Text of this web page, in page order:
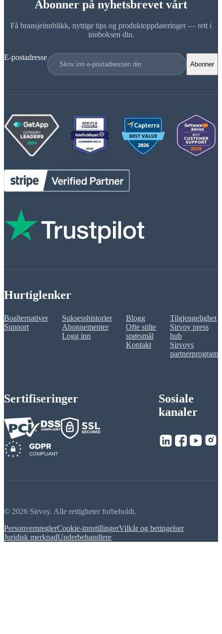
Abonner på nyhetsbrevet vårt
Få bransjeinnblikk, nyttige tips og produktoppdateringer — rett i
innboksen din.
E-postadresse
Abonner
Hurtiglenker
Boalternativer
Support
Suksesshistorier
Abonnementer
Logg inn
Blogg
Ofte stilte
spørsmål
Kontakt
Tilgjengelighet
Sirvoy press
hub
Sirvoys
partnerprogram
Sertifiseringer
Sosiale
kanaler
© 2026 Sirvoy. Alle rettigheter forbeholdt.
PersonvernreglerCookie-innstillingerVilkår og betingelser
Juridisk merknadUnderbehandlere